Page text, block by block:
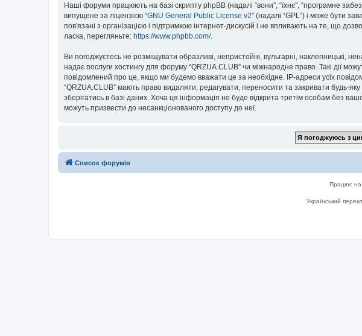
Наші форуми працюють на базі скрипту phpBB (надалі “вони”, “їхнє”, “програмне
випущене за ліцензією “GNU General Public License v2” (надалі “GPL”) і може бути
пов'язані з організацією і підтримкою інтернет-дискусій і не впливають на те, що
ласка, перегляньте: https://www.phpbb.com/.
Ви погоджуєтесь не розміщувати образливі, непристойні, вульгарні, наклепницькі,
надає послуги хостингу для форуму “QRZUA.CLUB” чи міжнародне право. Такі дії
повідомлений про це, якщо ми будемо вважати це за необхідне. IP-адреси усіх
“QRZUA.CLUB” мають право видаляти, редагувати, переносити та закривати будь-
зберігатись в базі даних. Хоча ця інформація не буде відкрита третім особам без
можуть призвести до несанкціонованого доступу до неї.
Список форумів
Працює на
Український